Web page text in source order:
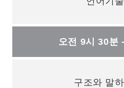
오전 9시 30분
구조와 말